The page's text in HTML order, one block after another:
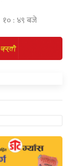
१० : ४९ बजे